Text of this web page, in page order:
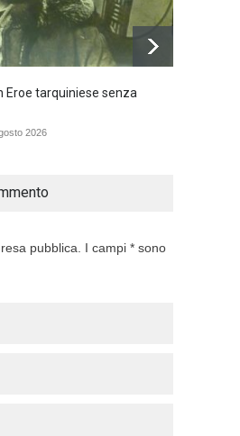
Eroe tarquiniese senza
2026
pubblica. I campi * sono